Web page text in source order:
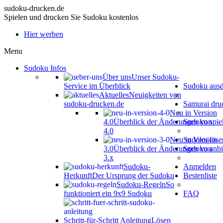
sudoku-drucken.de
Spielen und drucken Sie Sudoku kostenlos
Hier werben
Menu
Sudoku Infos
Über unsUnser Sudoku-
Service im Überblick
AktuellesNeuigkeiten von
sudoku-drucken.de
Neu in Version
4.0Überblick der Änderungen von
4.0
Neu in Version
3.0Überblick der Änderungen von
3.x
Sudoku-
HerkunftDer Ursprung der Sudoku
Sudoku-RegelnSo
funktioniert ein 9x9 Sudoku
Schritt-für-Schritt AnleitungLösen
Sudoku
Samurai
Sudoku
Sudoku
Sudoku
Anmelden
Bestenliste
FAQ